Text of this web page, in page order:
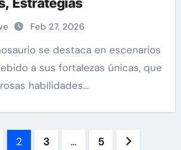
Feb 27, 2026
a sus fortalezas únicas, que
habilidades…
2 3 … 5